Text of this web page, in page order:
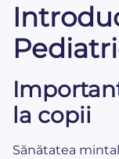
la copii
Sănătatea